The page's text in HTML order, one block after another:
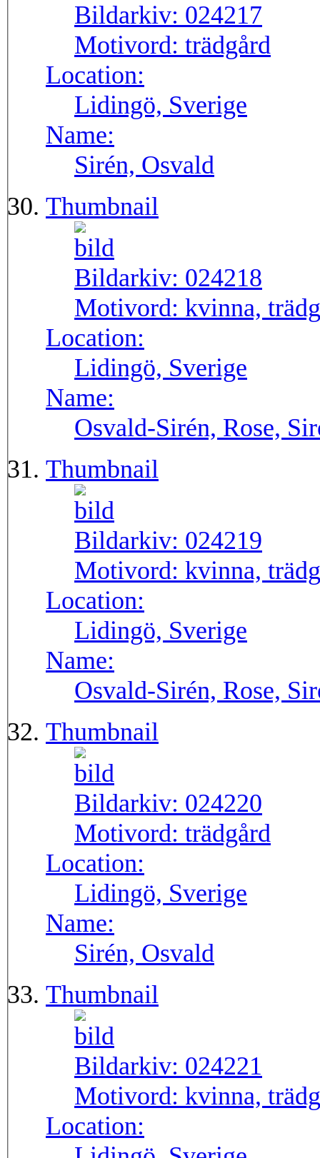
Bildarkiv: 024217
Motivord: trädgård
Location:
Lidingö, Sverige
Name:
Sirén, Osvald
Thumbnail
Bildarkiv: 024218
Motivord: kvinna,
Location:
Lidingö, Sverige
Name:
Osvald-Sirén, Rose,
Thumbnail
Bildarkiv: 024219
Motivord: kvinna,
Location:
Lidingö, Sverige
Name:
Osvald-Sirén, Rose,
Thumbnail
Bildarkiv: 024220
Motivord: trädgård
Location:
Lidingö, Sverige
Name:
Sirén, Osvald
Thumbnail
Bildarkiv: 024221
Motivord: kvinna,
Location: